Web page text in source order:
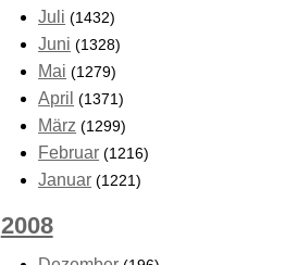
Juli (1432)
Juni (1328)
Mai (1279)
April (1371)
März (1299)
Februar (1216)
Januar (1221)
2008